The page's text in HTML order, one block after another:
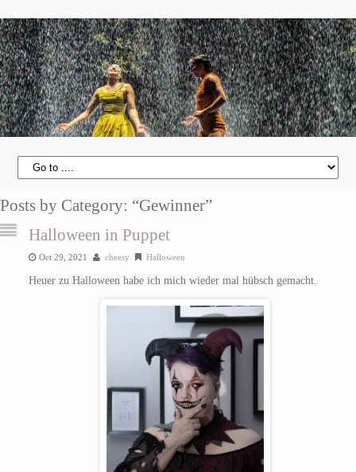
Posts by Category: “Gewinner”
Halloween in Puppet
Oct 29, 2021 cheesy Halloween
Heuer zu Halloween habe ich mich wieder mal hübsch gemacht.